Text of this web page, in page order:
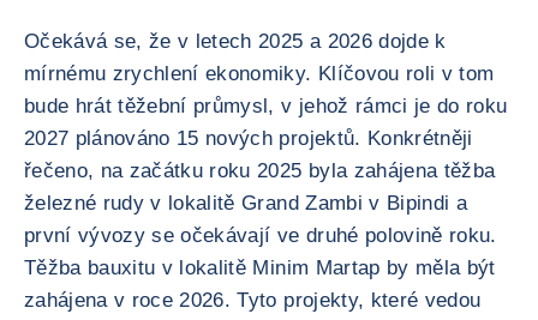
Očekává se, že v letech 2025 a 2026 dojde k
mírnému zrychlení ekonomiky. Klíčovou roli v tom
bude hrát těžební průmysl, v jehož rámci je do roku
2027 plánováno 15 nových projektů. Konkrétněji
řečeno, na začátku roku 2025 byla zahájena těžba
železné rudy v lokalitě Grand Zambi v Bipindi a
první vývozy se očekávají ve druhé polovině roku.
Těžba bauxitu v lokalitě Minim Martap by měla být
zahájena v roce 2026. Tyto projekty, které vedou